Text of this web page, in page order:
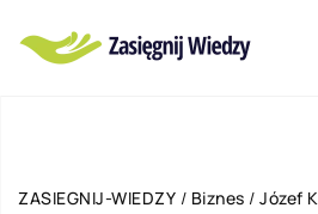
ZASIEGNIJ-WIEDZY / Biznes / Józef